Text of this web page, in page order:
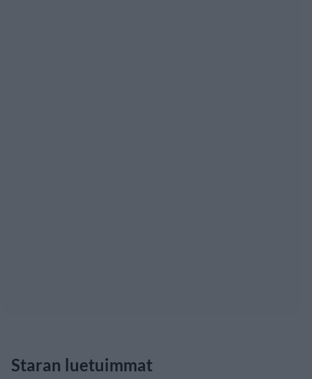
Staran luetuimmat